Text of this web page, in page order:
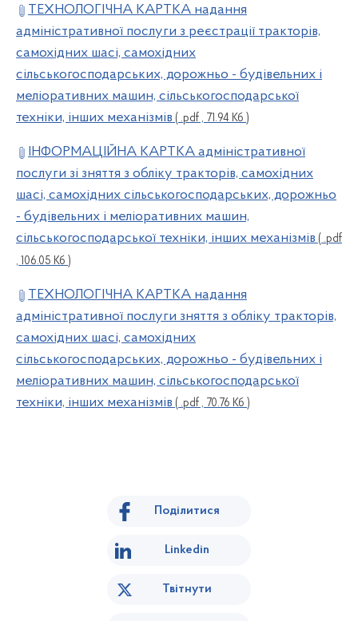
ТЕХНОЛОГІЧНА КАРТКА надання
адміністративної послуги з реєстрації тракторів,
самохідних шасі, самохідних
сільськогосподарських, дорожньо - будівельних і
меліоративних машин, сільськогосподарської
техніки, інших механізмів ( .pdf , 71.94 Кб )
ІНФОРМАЦІЙНА КАРТКА адміністративної
послуги зі зняття з обліку тракторів, самохідних
шасі, самохідних сільськогосподарських, дорожньо
- будівельних і меліоративних машин,
сільськогосподарської техніки, інших механізмів ( .pdf
, 106.05 Кб )
ТЕХНОЛОГІЧНА КАРТКА надання
адміністративної послуги зняття з обліку тракторів,
самохідних шасі, самохідних
сільськогосподарських, дорожньо - будівельних і
меліоративних машин, сільськогосподарської
техніки, інших механізмів ( .pdf , 70.76 Кб )
Поділитися
Linkedin
Твітнути